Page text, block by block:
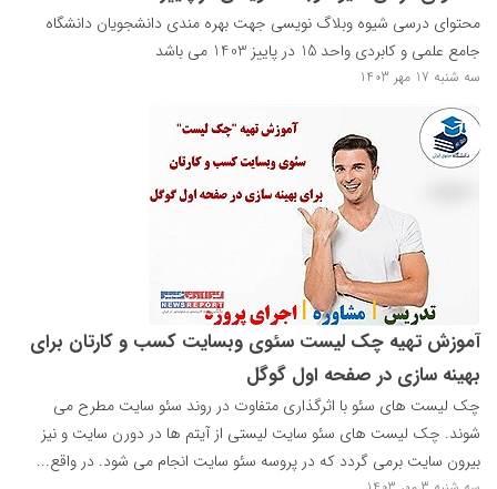
محتوای درسی شیوه وبلاگ نویسی جهت بهره مندی دانشجویان دانشگاه
جامع علمی و کابردی واحد 15 در پاییز 1403 می باشد
سه شنبه 17 مهر 1403
آموزش تهیه چک لیست سئوی وبسایت کسب و کارتان برای
بهینه سازی در صفحه اول گوگل
چک لیست های سئو با اثرگذاری متفاوت در روند سئو سایت مطرح می
شوند. چک لیست های سئو سایت لیستی از آیتم ها در دورن سایت و نیز
بیرون سایت برمی گردد که در پروسه سئو سایت انجام می شود. در واقع...